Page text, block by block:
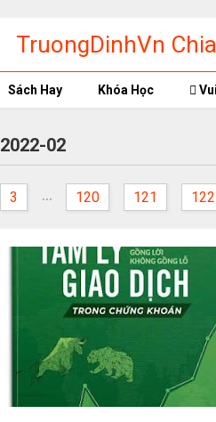
TruongDinhVn
phần mềm học
Sách Hay Khóa Học
2022-02
3 ... 120 121 122